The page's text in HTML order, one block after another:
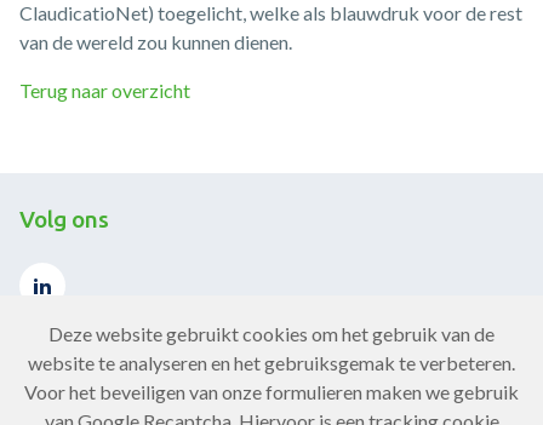
ClaudicatioNet) toegelicht, welke als blauwdruk voor de rest
van de wereld zou kunnen dienen.
Terug naar overzicht
Volg ons
Contact
Deze website gebruikt cookies om het gebruik van de
website te analyseren en het gebruiksgemak te verbeteren.
Voor het beveiligen van onze formulieren maken we gebruik